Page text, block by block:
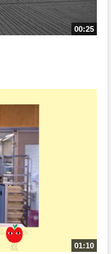
00:25
01:10